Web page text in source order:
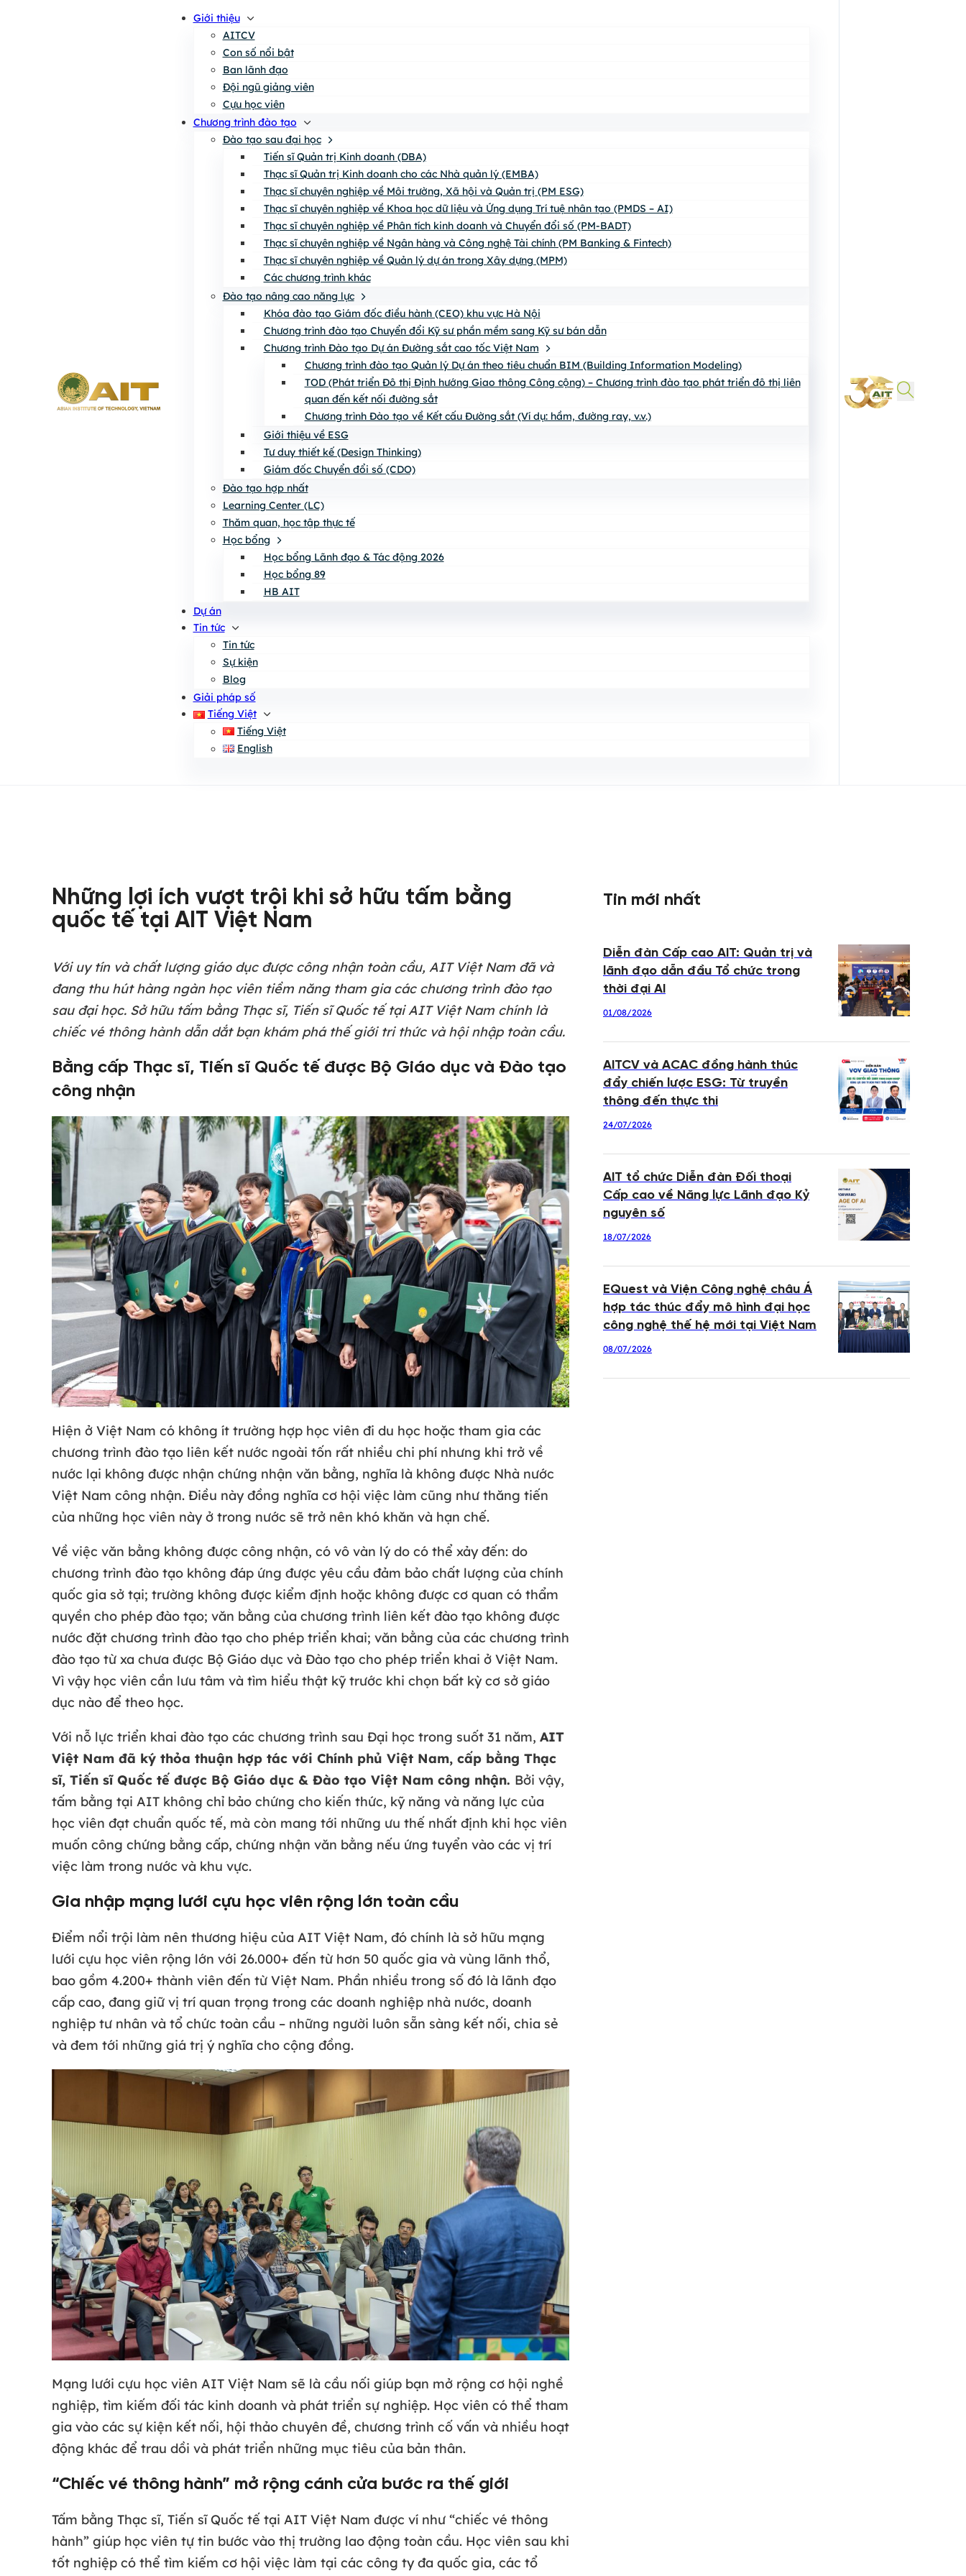
Giới thiệu
AITCV
Con số nổi bật
Ban lãnh đạo
Đội ngũ giảng viên
Cựu học viên
Chương trình đào tạo
Đào tạo sau đại học
Tiến sĩ Quản trị Kinh doanh (DBA)
Thạc sĩ Quản trị Kinh doanh cho các Nhà quản lý (EMBA)
Thạc sĩ chuyên nghiệp về Môi trường, Xã hội và Quản trị (PM ESG)
Thạc sĩ chuyên nghiệp về Khoa học dữ liệu và Ứng dụng Trí tuệ nhân tạo (PMDS – AI)
Thạc sĩ chuyên nghiệp về Phân tích kinh doanh và Chuyển đổi số (PM-BADT)
Thạc sĩ chuyên nghiệp về Ngân hàng và Công nghệ Tài chính (PM Banking & Fintech)
Thạc sĩ chuyên nghiệp về Quản lý dự án trong Xây dựng (MPM)
Các chương trình khác
Đào tạo nâng cao năng lực
Khóa đào tạo Giám đốc điều hành (CEO) khu vực Hà Nội
Chương trình đào tạo Chuyển đổi Kỹ sư phần mềm sang Kỹ sư bán dẫn
Chương trình Đào tạo Dự án Đường sắt cao tốc Việt Nam
Chương trình đào tạo Quản lý Dự án theo tiêu chuẩn BIM (Building Information Modeling)
TOD (Phát triển Đô thị Định hướng Giao thông Công cộng) – Chương trình đào tạo phát triển đô thị liên
quan đến kết nối đường sắt
Chương trình Đào tạo về Kết cấu Đường sắt (Ví dụ: hầm, đường ray, v.v.)
Giới thiệu về ESG
Tư duy thiết kế (Design Thinking)
Giám đốc Chuyển đổi số (CDO)
Đào tạo hợp nhất
Learning Center (LC)
Thăm quan, học tập thực tế
Học bổng
Học bổng Lãnh đạo & Tác động 2026
Học bổng 89
HB AIT
Dự án
Tin tức
Tin tức
Sự kiện
Blog
Giải pháp số
Tiếng Việt
Tiếng Việt
English
Những lợi ích vượt trội khi sở hữu tấm bằng
quốc tế tại AIT Việt Nam
Với uy tín và chất lượng giáo dục được công nhận toàn cầu, AIT Việt Nam đã và
đang thu hút hàng ngàn học viên tiềm năng tham gia các chương trình đào tạo
sau đại học. Sở hữu tấm bằng Thạc sĩ, Tiến sĩ Quốc tế tại AIT Việt Nam chính là
chiếc vé thông hành dẫn dắt bạn khám phá thế giới tri thức và hội nhập toàn cầu.
Bằng cấp Thạc sĩ, Tiến sĩ Quốc tế được Bộ Giáo dục và Đào tạo
công nhận
Hiện ở Việt Nam có không ít trường hợp học viên đi du học hoặc tham gia các
chương trình đào tạo liên kết nước ngoài tốn rất nhiều chi phí nhưng khi trở về
nước lại không được nhận chứng nhận văn bằng, nghĩa là không được Nhà nước
Việt Nam công nhận. Điều này đồng nghĩa cơ hội việc làm cũng như thăng tiến
của những học viên này ở trong nước sẽ trở nên khó khăn và hạn chế.
Về việc văn bằng không được công nhận, có vô vàn lý do có thể xảy đến: do
chương trình đào tạo không đáp ứng được yêu cầu đảm bảo chất lượng của chính
quốc gia sở tại; trường không được kiểm định hoặc không được cơ quan có thẩm
quyền cho phép đào tạo; văn bằng của chương trình liên kết đào tạo không được
nước đặt chương trình đào tạo cho phép triển khai; văn bằng của các chương trình
đào tạo từ xa chưa được Bộ Giáo dục và Đào tạo cho phép triển khai ở Việt Nam.
Vì vậy học viên cần lưu tâm và tìm hiểu thật kỹ trước khi chọn bất kỳ cơ sở giáo
dục nào để theo học.
Với nỗ lực triển khai đào tạo các chương trình sau Đại học trong suốt 31 năm, AIT
Việt Nam đã ký thỏa thuận hợp tác với Chính phủ Việt Nam, cấp bằng Thạc
sĩ, Tiến sĩ Quốc tế được Bộ Giáo dục & Đào tạo Việt Nam công nhận. Bởi vậy,
tấm bằng tại AIT không chỉ bảo chứng cho kiến thức, kỹ năng và năng lực của
học viên đạt chuẩn quốc tế, mà còn mang tới những ưu thế nhất định khi học viên
muốn công chứng bằng cấp, chứng nhận văn bằng nếu ứng tuyển vào các vị trí
việc làm trong nước và khu vực.
Gia nhập mạng lưới cựu học viên rộng lớn toàn cầu
Điểm nổi trội làm nên thương hiệu của AIT Việt Nam, đó chính là sở hữu mạng
lưới cựu học viên rộng lớn với 26.000+ đến từ hơn 50 quốc gia và vùng lãnh thổ,
bao gồm 4.200+ thành viên đến từ Việt Nam. Phần nhiều trong số đó là lãnh đạo
cấp cao, đang giữ vị trí quan trọng trong các doanh nghiệp nhà nước, doanh
nghiệp tư nhân và tổ chức toàn cầu – những người luôn sẵn sàng kết nối, chia sẻ
và đem tới những giá trị ý nghĩa cho cộng đồng.
Mạng lưới cựu học viên AIT Việt Nam sẽ là cầu nối giúp bạn mở rộng cơ hội nghề
nghiệp, tìm kiếm đối tác kinh doanh và phát triển sự nghiệp. Học viên có thể tham
gia vào các sự kiện kết nối, hội thảo chuyên đề, chương trình cố vấn và nhiều hoạt
động khác để trau dồi và phát triển những mục tiêu của bản thân.
“Chiếc vé thông hành” mở rộng cánh cửa bước ra thế giới
Tấm bằng Thạc sĩ, Tiến sĩ Quốc tế tại AIT Việt Nam được ví như “chiếc vé thông
hành” giúp học viên tự tin bước vào thị trường lao động toàn cầu. Học viên sau khi
tốt nghiệp có thể tìm kiếm cơ hội việc làm tại các công ty đa quốc gia, các tổ
Tin mới nhất
Diễn đàn Cấp cao AIT: Quản trị và
lãnh đạo dẫn đầu Tổ chức trong
thời đại AI
01/08/2026
AITCV và ACAC đồng hành thúc
đẩy chiến lược ESG: Từ truyền
thông đến thực thi
24/07/2026
AIT tổ chức Diễn đàn Đối thoại
Cấp cao về Năng lực Lãnh đạo Kỷ
nguyên số
18/07/2026
EQuest và Viện Công nghệ châu Á
hợp tác thúc đẩy mô hình đại học
công nghệ thế hệ mới tại Việt Nam
08/07/2026